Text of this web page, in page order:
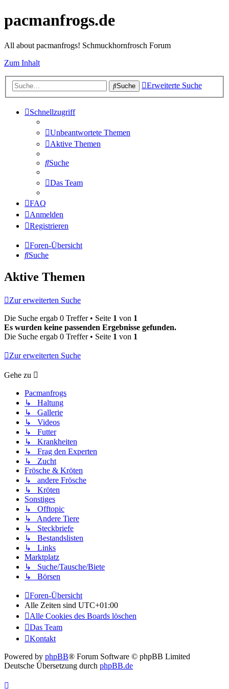
pacmanfrogs.de
All about pacmanfrogs! Schmuckhornfrosch Forum
Zum Inhalt
Suche Erweiterte Suche
Schnellzugriff
Unbeantwortete Themen
Aktive Themen
Suche
Das Team
FAQ
Anmelden
Registrieren
Foren-Übersicht
Suche
Aktive Themen
Zur erweiterten Suche
Die Suche ergab 0 Treffer • Seite 1 von 1
Es wurden keine passenden Ergebnisse gefunden.
Die Suche ergab 0 Treffer • Seite 1 von 1
Zur erweiterten Suche
Gehe zu
Pacmanfrogs
↳ Haltung
↳ Gallerie
↳ Videos
↳ Futter
↳ Krankheiten
↳ Frag den Experten
↳ Zucht
Frösche & Kröten
↳ andere Frösche
↳ Kröten
Sonstiges
↳ Offtopic
↳ Andere Tiere
↳ Steckbriefe
↳ Bestandslisten
↳ Links
Marktplatz
↳ Suche/Tausche/Biete
↳ Börsen
Foren-Übersicht
Alle Zeiten sind UTC+01:00
Alle Cookies des Boards löschen
Das Team
Kontakt
Powered by phpBB® Forum Software © phpBB Limited
Deutsche Übersetzung durch phpBB.de